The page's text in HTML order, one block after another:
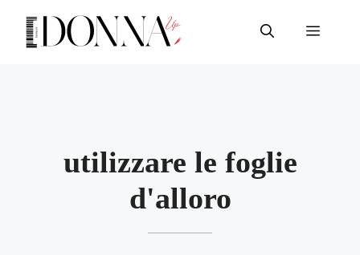
contenuto
Menu
utilizzare le foglie
d'alloro